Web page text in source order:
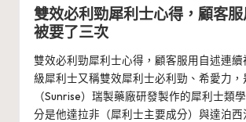
雙效必利勁犀利士心得，顧客
被要了三次
雙效必利勁犀利士心得，顧客服用自述連續
級犀利士又稱雙效犀利士必利勁、希愛力，
（Sunrise）瑞製藥廠研發製作的犀利士類
分是他達拉非（犀利士主要成分）與達泊西